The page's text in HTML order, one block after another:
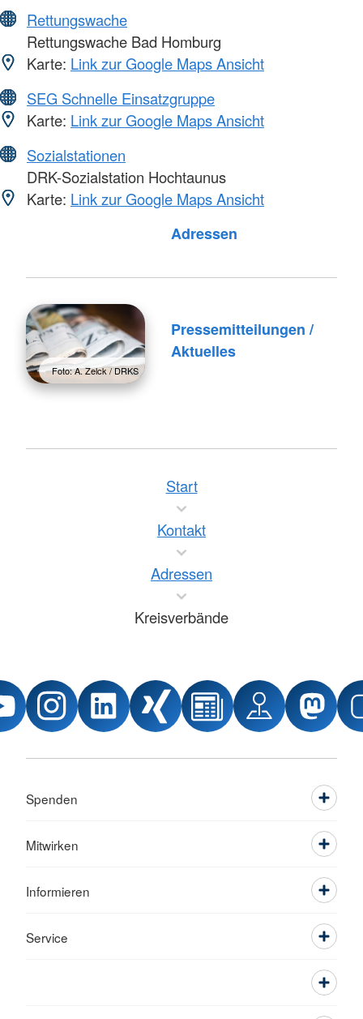
Rettungswache
Rettungswache Bad Homburg
Karte: Link zur Google Maps Ansicht
SEG Schnelle Einsatzgruppe
Karte: Link zur Google Maps Ansicht
Sozialstationen
DRK-Sozialstation Hochtaunus
Karte: Link zur Google Maps Ansicht
Adressen
Foto: A. Zelck / DRKS
Pressemitteilungen /
Aktuelles
Start
Kontakt
Adressen
Kreisverbände
Spenden
Mitwirken
Informieren
Service